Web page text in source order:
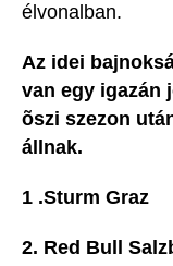
élvonalban.
Az idei
van egy igazán
õszi szezon
állnak.
1 .Sturm
2. Red Bull